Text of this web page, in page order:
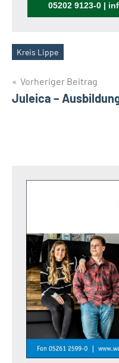
05202 9123-0 |
Schlagwörter
Kreis Lippe
Vorheriger Beitrag
Juleica –